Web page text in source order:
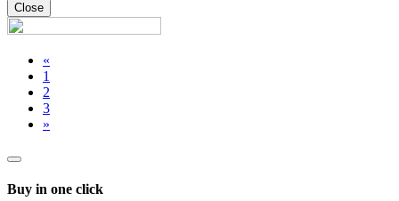
Close
«
1
2
3
»
Buy in one click